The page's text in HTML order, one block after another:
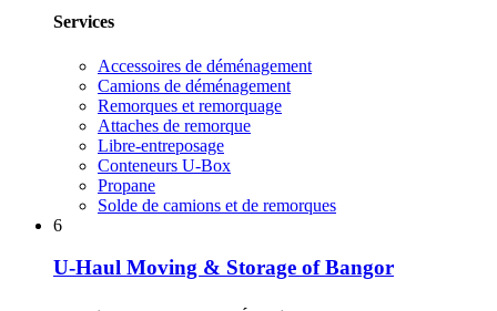
Services
Accessoires de déménagement
Camions de déménagement
Remorques et remorquage
Attaches de remorque
Libre-entreposage
Conteneurs U-Box
Propane
Solde de camions et de remorques
6
U-Haul Moving & Storage of Bangor